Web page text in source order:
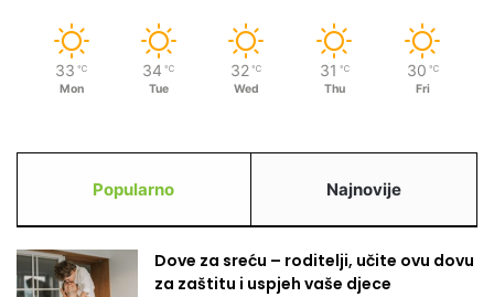
33 ℃
Mon
34 ℃
Tue
32 ℃
Wed
31 ℃
Thu
30 ℃
Fri
Popularno Najnovije
Dove za sreću – roditelji, učite ovu dovu
za zaštitu i uspjeh vaše djece